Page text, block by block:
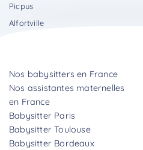
Picpus
Alfortville
Nos babysitters en France
Nos assistantes maternelles
en France
Babysitter Paris
Babysitter Toulouse
Babysitter Bordeaux